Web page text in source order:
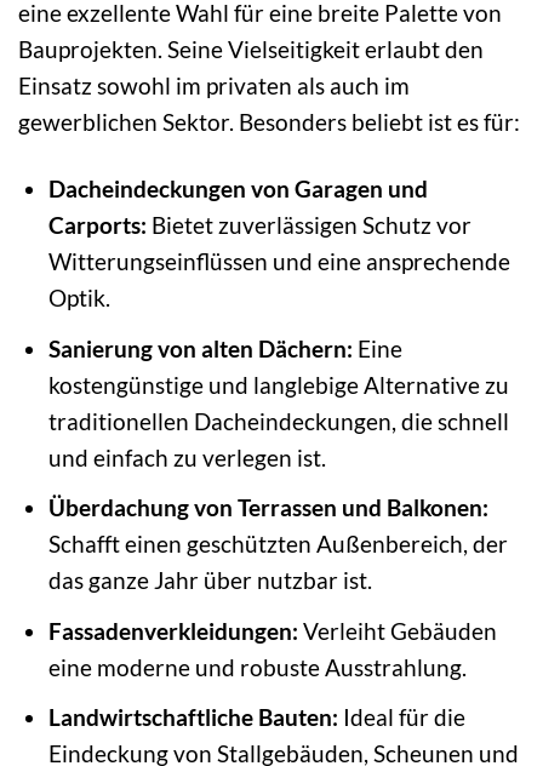
eine exzellente Wahl für eine breite Palette von
Bauprojekten. Seine Vielseitigkeit erlaubt den
Einsatz sowohl im privaten als auch im
gewerblichen Sektor. Besonders beliebt ist es für:
Dacheindeckungen von Garagen und
Carports: Bietet zuverlässigen Schutz vor
Witterungseinflüssen und eine ansprechende
Optik.
Sanierung von alten Dächern: Eine
kostengünstige und langlebige Alternative zu
traditionellen Dacheindeckungen, die schnell
und einfach zu verlegen ist.
Überdachung von Terrassen und Balkonen:
Schafft einen geschützten Außenbereich, der
das ganze Jahr über nutzbar ist.
Fassadenverkleidungen: Verleiht Gebäuden
eine moderne und robuste Ausstrahlung.
Landwirtschaftliche Bauten: Ideal für die
Eindeckung von Stallgebäuden, Scheunen und